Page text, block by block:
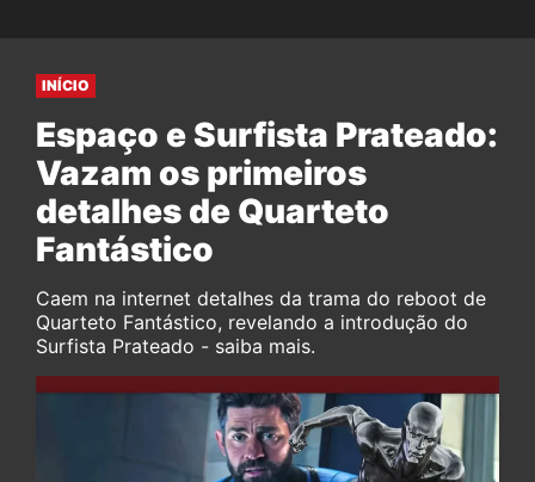
INÍCIO
Espaço e Surfista Prateado:
Vazam os primeiros
detalhes de Quarteto
Fantástico
Caem na internet detalhes da trama do reboot de
Quarteto Fantástico, revelando a introdução do
Surfista Prateado - saiba mais.